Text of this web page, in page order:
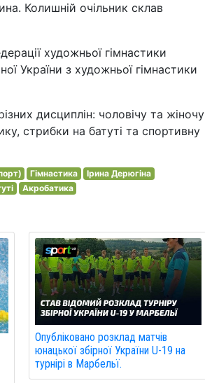
Колишній очільник склав
художньої гімнастики
України з художньої гімнастики
дисциплін: чоловічу та жіночу
стрибки на батуті та спортивну
Гімнастика
Ірина Дерюгіна
Акробатика
Опубліковано розклад матчів
юнацької збірної України U-19 на
турнірі в Марбельї.